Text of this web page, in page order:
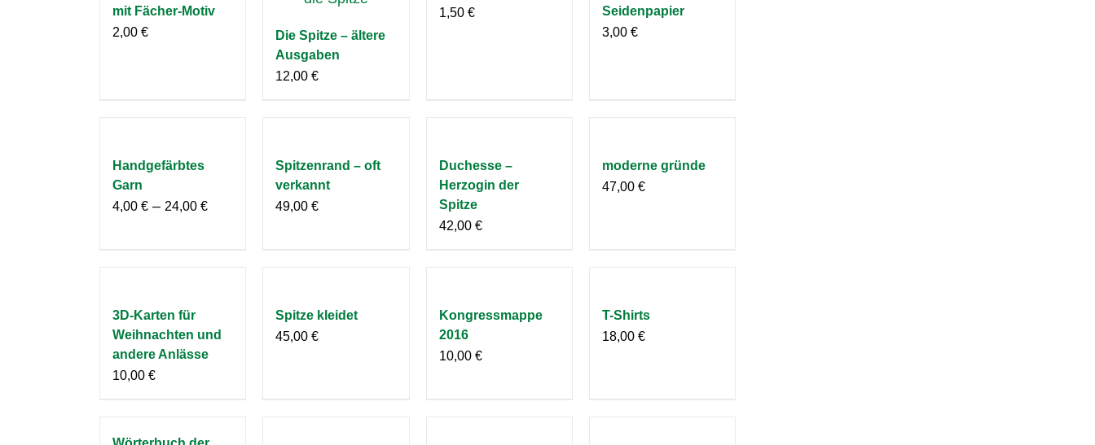
mit Fächer-Motiv
2,00 €
Die Spitze – ältere
Ausgaben
12,00€
1,50 €
Seidenpapier
3,00 €
Handgefärbtes
Garn
4,00 € – 24,00 €
Spitzenrand – oft
verkannt
49,00€
Duchesse –
Herzogin der
Spitze
42,00 €
moderne gründe
47,00 €
3D-Karten für
Weihnachten und
andere Anlässe
10,00 €
Spitze kleidet
45,00€
Kongressmappe
2016
10,00 €
T-Shirts
18,00 €